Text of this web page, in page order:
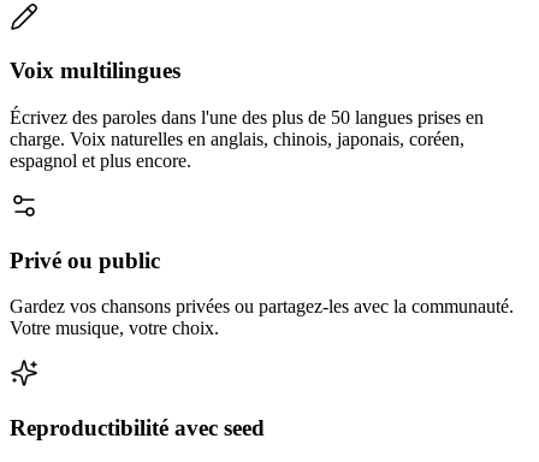
Voix multilingues
Écrivez des paroles dans l'une des plus de 50 langues prises en
charge. Voix naturelles en anglais, chinois, japonais, coréen,
espagnol et plus encore.
Privé ou public
Gardez vos chansons privées ou partagez-les avec la communauté.
Votre musique, votre choix.
Reproductibilité avec seed